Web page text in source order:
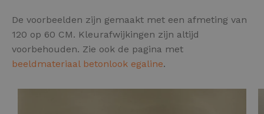
De voorbeelden zijn gemaakt met een afmeting van
120 op 60 CM. Kleurafwijkingen zijn altijd
voorbehouden. Zie ook de pagina met
beeldmateriaal betonlook egaline.